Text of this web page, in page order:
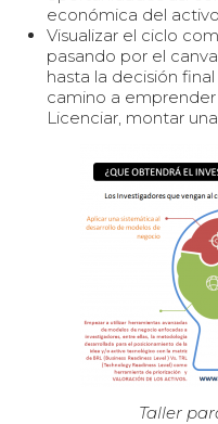
económica del
Visualizar el ciclo
pasando por el
hasta la decisión
camino a
Licenciar, montar
Taller